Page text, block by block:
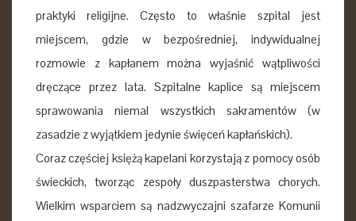
praktyki religijne. Często to właśnie szpital jest
miejscem, gdzie w bezpośredniej, indywidualnej
rozmowie z kapłanem można wyjaśnić wątpliwości
dręczące przez lata. Szpitalne kaplice są miejscem
sprawowania niemal wszystkich sakramentów (w
zasadzie z wyjątkiem jedynie święceń kapłańskich).
Coraz częściej księżą kapelani korzystają z pomocy osób
świeckich, tworząc zespoły duszpasterstwa chorych.
Wielkim wsparciem są nadzwyczajni szafarze Komunii